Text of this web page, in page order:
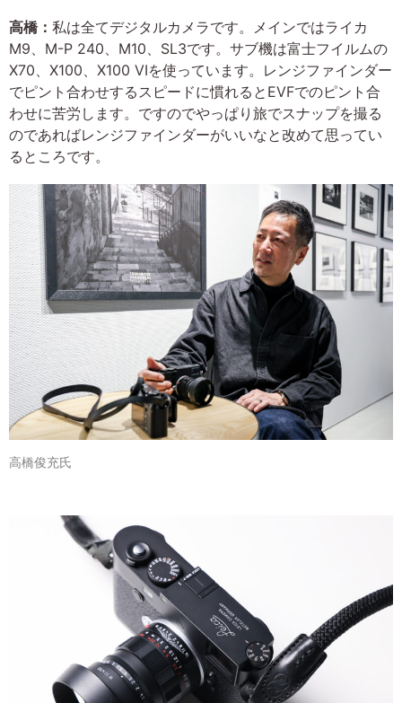
高橋： 私は全てデジタルカメラです。メインではライカ
M9、M-P 240、M10、SL3です。サブ機は富士フイルムの
X70、X100、X100 VIを使っています。レンジファインダー
でピント合わせするスピードに慣れるとEVFでのピント合
わせに苦労します。ですのでやっぱり旅でスナップを撮る
のであればレンジファインダーがいいなと改めて思ってい
るところです。
高橋俊充氏